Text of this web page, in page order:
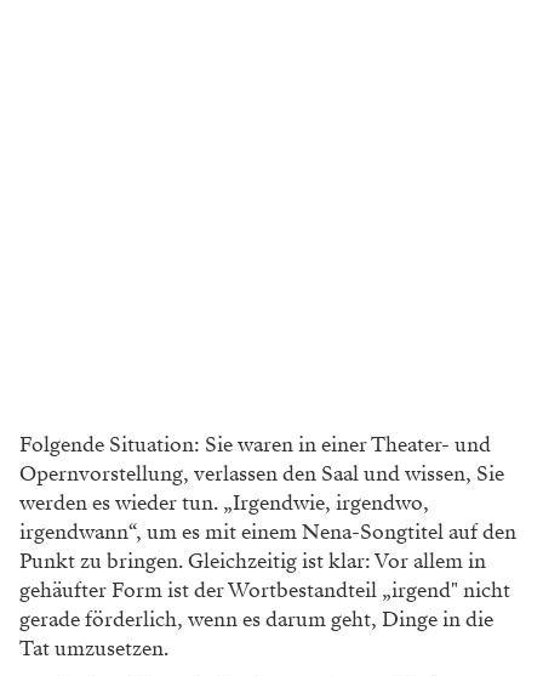
Folgende Situation: Sie waren in einer Theater- und
Opernvorstellung, verlassen den Saal und wissen, Sie
werden es wieder tun. „Irgendwie, irgendwo,
irgendwann“, um es mit einem Nena-Songtitel auf den
Punkt zu bringen. Gleichzeitig ist klar: Vor allem in
gehäufter Form ist der Wortbestandteil „irgend" nicht
gerade förderlich, wenn es darum geht, Dinge in die
Tat umzusetzen.